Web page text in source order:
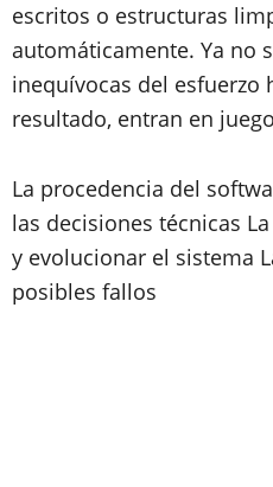
escritos o estructuras
automáticamente. Ya no
inequívocas del esfuerzo
resultado, entran en
La procedencia del
las decisiones técnicas
y evolucionar el sistema
posibles fallos